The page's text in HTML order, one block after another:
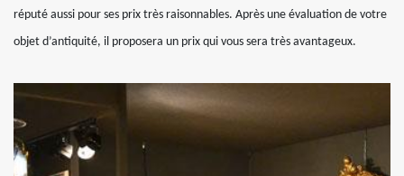
réputé aussi pour ses prix très raisonnables. Après une évaluation de votre
objet d’antiquité, il proposera un prix qui vous sera très avantageux.